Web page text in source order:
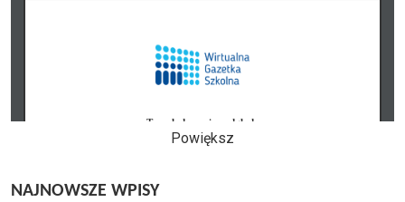
Powiększ
NAJNOWSZE WPISY